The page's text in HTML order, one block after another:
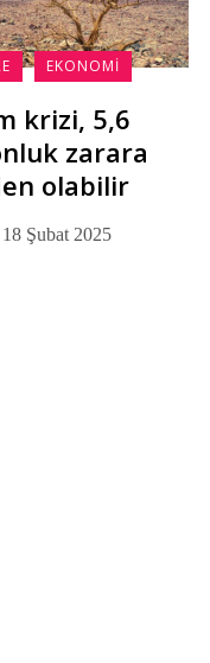
EKONOMI
krizi, 5,6
zarara
olabilir
18 Şubat 2025